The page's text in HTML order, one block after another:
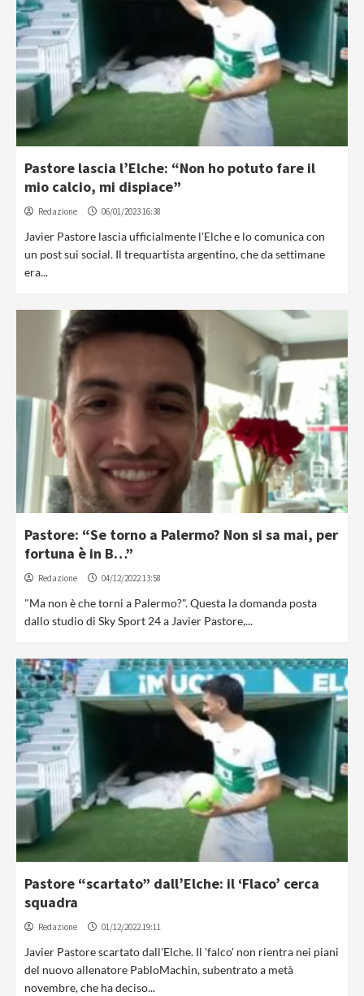
Pastore lascia l’Elche: “Non ho potuto fare il
mio calcio, mi dispiace”
Redazione 06/01/2023 16:38
Javier Pastore lascia ufficialmente l'Elche e lo comunica con
un post sui social. Il trequartista argentino, che da settimane
era...
Pastore: “Se torno a Palermo? Non si sa mai, per
fortuna è in B…”
Redazione 04/12/2022 13:58
"Ma non è che torni a Palermo?". Questa la domanda posta
dallo studio di Sky Sport 24 a Javier Pastore,...
Pastore “scartato” dall’Elche: il ‘Flaco’ cerca
squadra
Redazione 01/12/2022 19:11
Javier Pastore scartato dall'Elche. Il 'falco' non rientra nei piani
del nuovo allenatore PabloMachin, subentrato a metà
novembre, che ha deciso...